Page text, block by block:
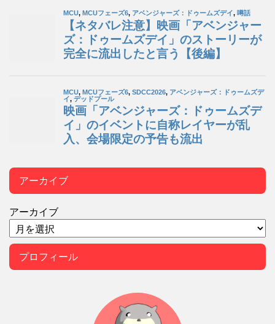
アーカイブ
アーカイブ
プロフィール